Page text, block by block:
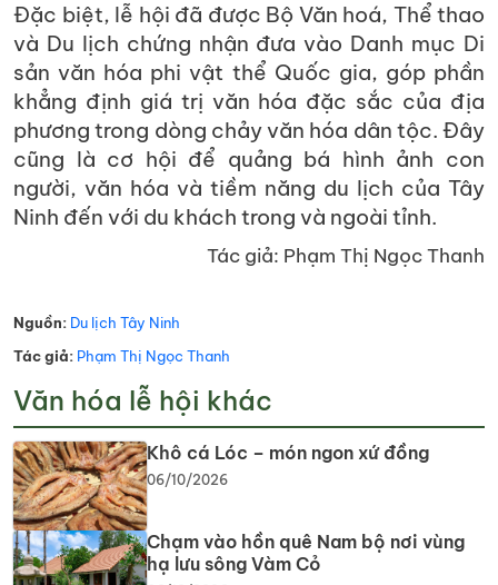
Đặc biệt, lễ hội đã được Bộ Văn hoá, Thể thao
và Du lịch chứng nhận đưa vào Danh mục Di
sản văn hóa phi vật thể Quốc gia, góp phần
khẳng định giá trị văn hóa đặc sắc của địa
phương trong dòng chảy văn hóa dân tộc. Đây
cũng là cơ hội để quảng bá hình ảnh con
người, văn hóa và tiềm năng du lịch của Tây
Ninh đến với du khách trong và ngoài tỉnh.
Tác giả: Phạm Thị Ngọc Thanh
Nguồn: Du lịch Tây Ninh
Tác giả: Phạm Thị Ngọc Thanh
Văn hóa lễ hội khác
Khô cá Lóc – món ngon xứ đồng
06/10/2026
Chạm vào hồn quê Nam bộ nơi vùng
hạ lưu sông Vàm Cỏ